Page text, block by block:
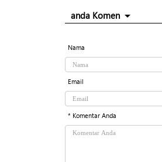
anda Komen
Nama
Email
* Komentar Anda